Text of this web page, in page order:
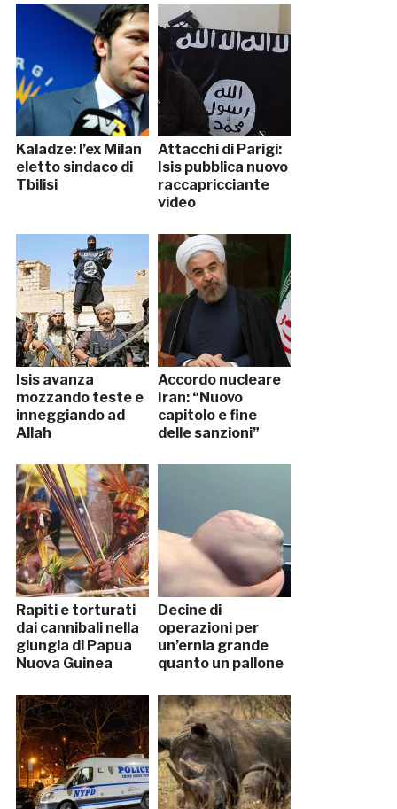
Kaladze: l’ex Milan
eletto sindaco di
Tbilisi
Attacchi di Parigi:
Isis pubblica nuovo
raccapricciante
video
Isis avanza
mozzando teste e
inneggiando ad
Allah
Accordo nucleare
Iran: “Nuovo
capitolo e fine
delle sanzioni”
Rapiti e torturati
dai cannibali nella
giungla di Papua
Nuova Guinea
Decine di
operazioni per
un’ernia grande
quanto un pallone